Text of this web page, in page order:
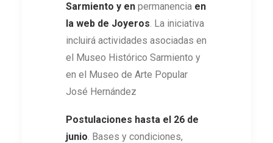
Sarmiento y en permanencia en
la web de Joyeros. La iniciativa
incluirá actividades asociadas en
el Museo Histórico Sarmiento y
en el Museo de Arte Popular
José Hernández
Postulaciones hasta el 26 de
junio. Bases y condiciones,